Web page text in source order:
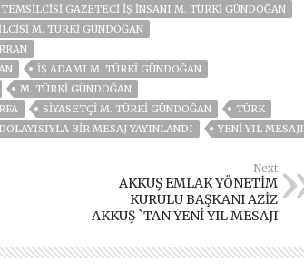
GAZETECI İŞ İNSANI M. TÜRKI GÜNDOĞAN
M. TÜRKI GÜNDOĞAN
IŞ ADAMI M. TÜRKI GÜNDOĞAN
M. TÜRKI GÜNDOĞAN
SIYASETÇI M. TÜRKİ GÜNDOĞAN
TÜRK
BIR MESAJ YAYINLANDI YENI YIL MESAJI
Next
AKKUŞ EMLAK YÖNETİM
KURULU BAŞKANI AZİZ
AKKUŞ `TAN YENİ YIL MESAJI